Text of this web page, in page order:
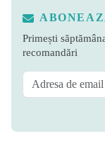
Primești
recomandări